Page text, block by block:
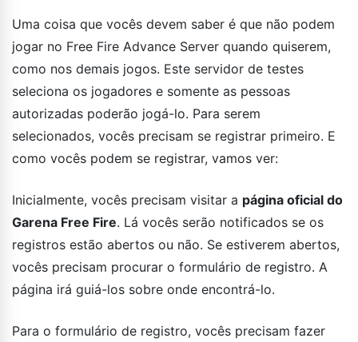
Uma coisa que vocês devem saber é que não podem
jogar no Free Fire Advance Server quando quiserem,
como nos demais jogos. Este servidor de testes
seleciona os jogadores e somente as pessoas
autorizadas poderão jogá-lo. Para serem
selecionados, vocês precisam se registrar primeiro. E
como vocês podem se registrar, vamos ver:
Inicialmente, vocês precisam visitar a página oficial do
Garena Free Fire. Lá vocês serão notificados se os
registros estão abertos ou não. Se estiverem abertos,
vocês precisam procurar o formulário de registro. A
página irá guiá-los sobre onde encontrá-lo.
Para o formulário de registro, vocês precisam fazer